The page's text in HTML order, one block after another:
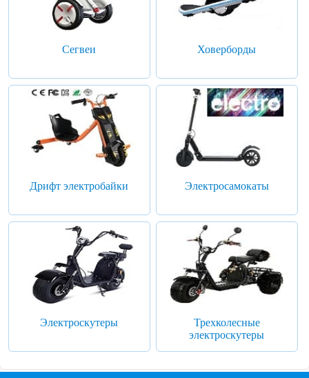
Сегвеи Ховерборды
Дрифт электробайки Электросамокаты
Электроскутеры
Трехколесные
электроскутеры